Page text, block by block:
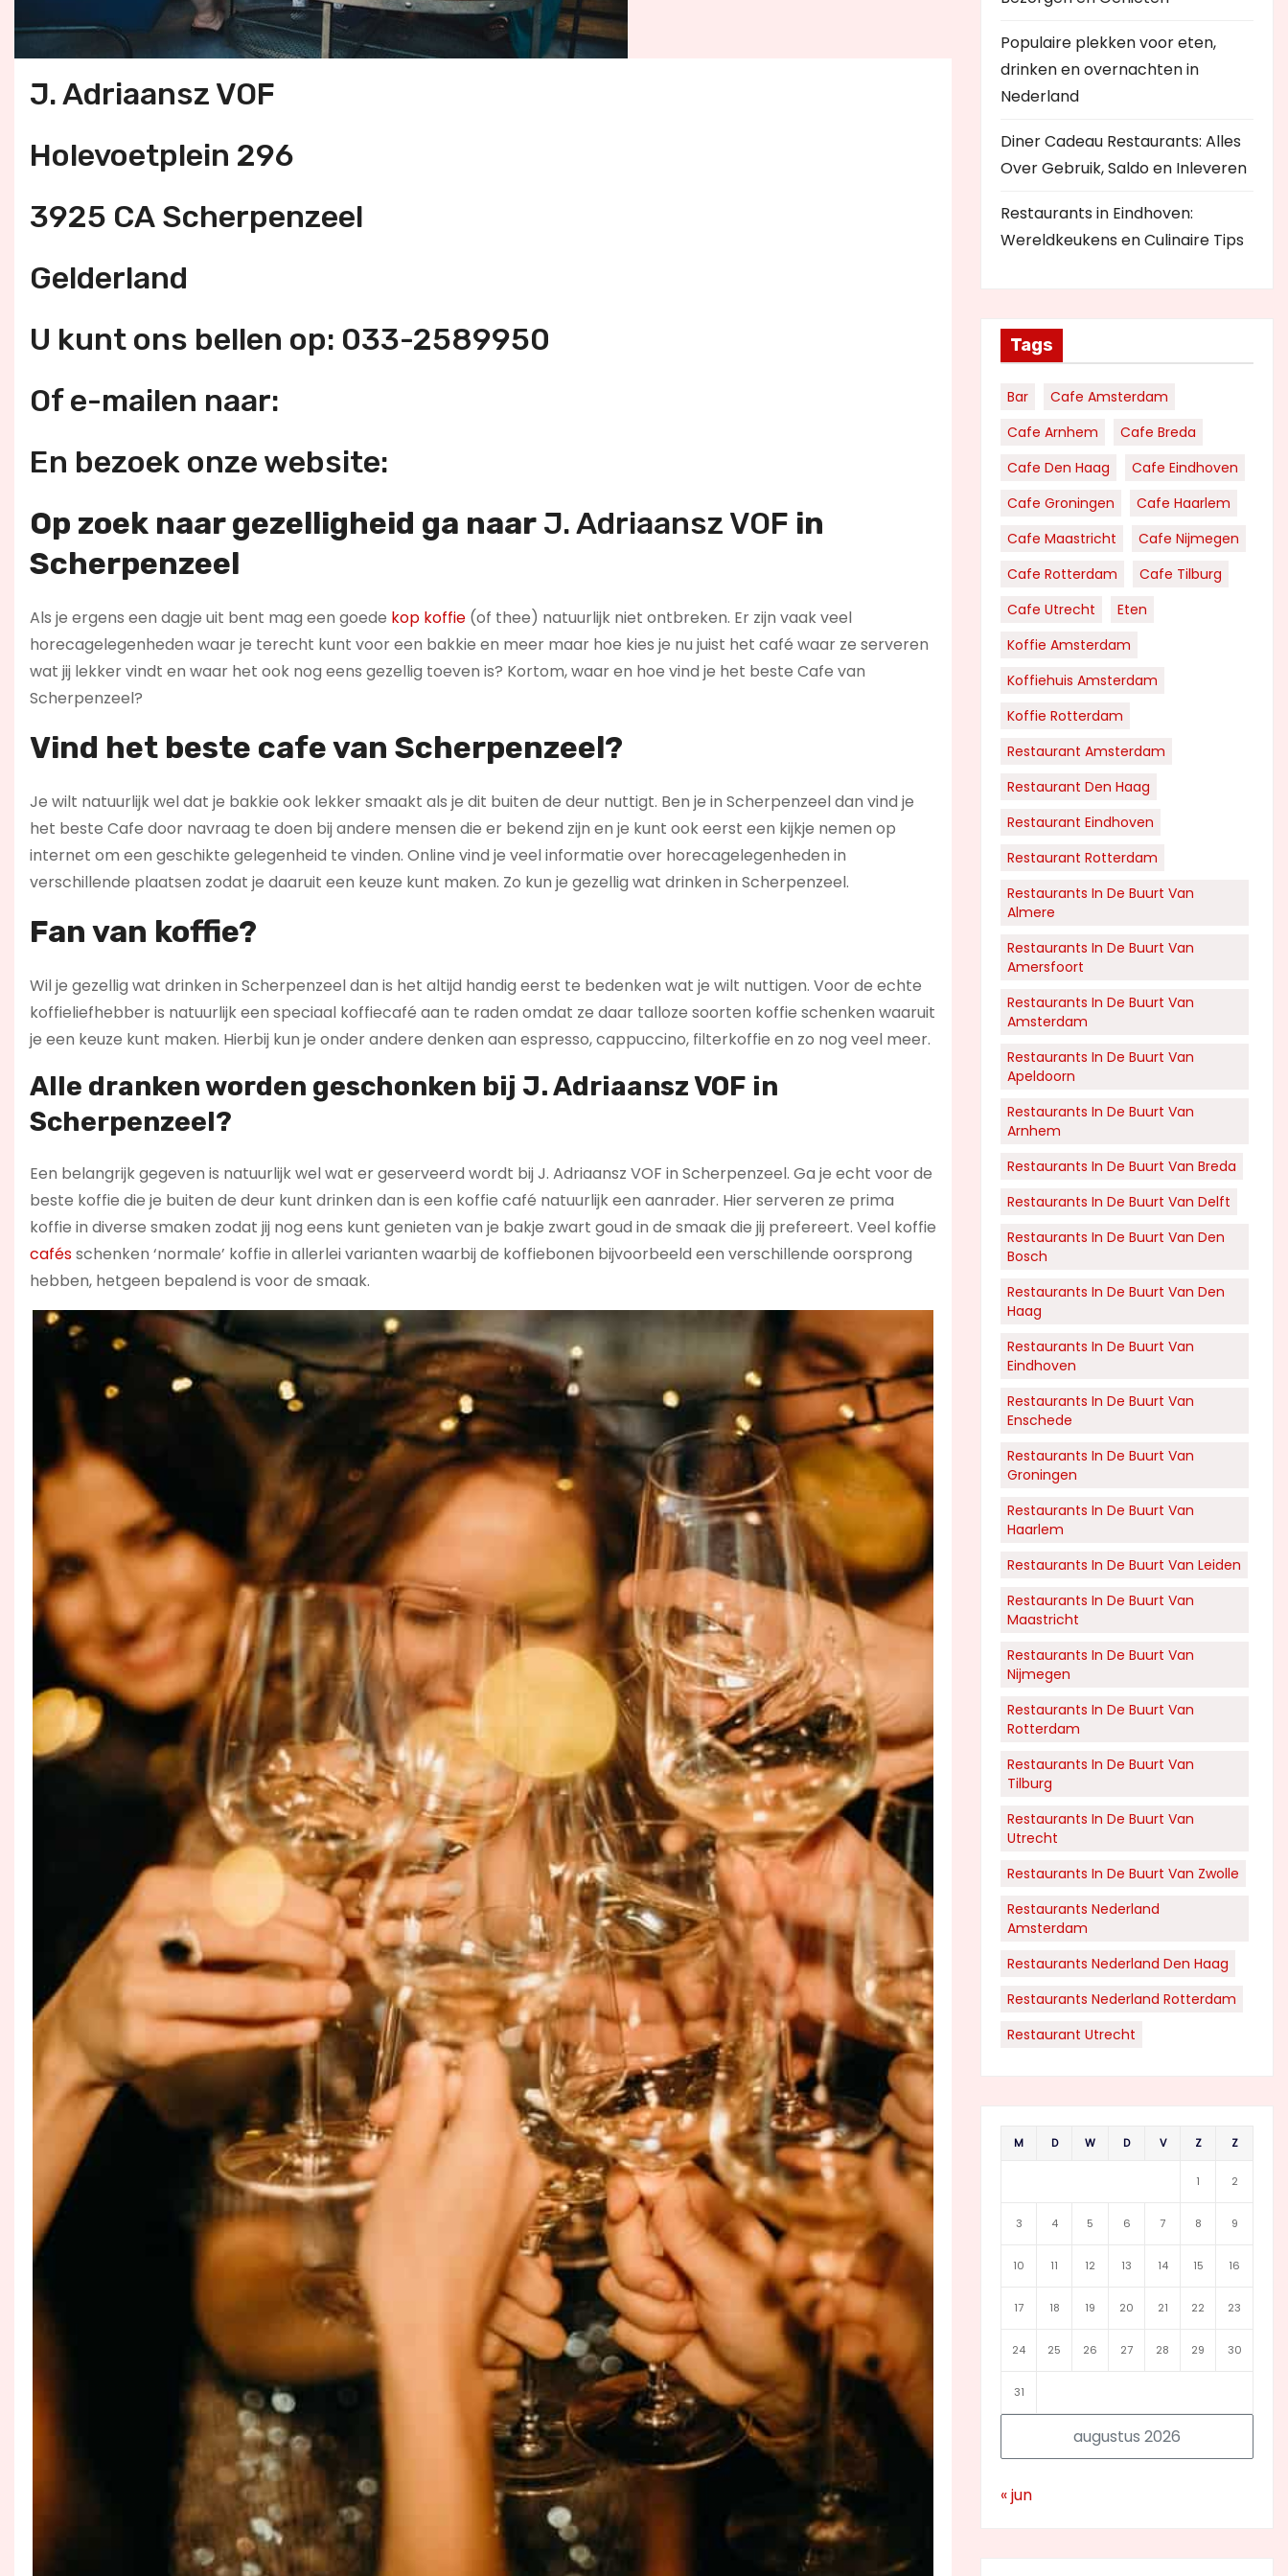
J. Adriaansz VOF
Holevoetplein 296
3925 CA Scherpenzeel
Gelderland
U kunt ons bellen op: 033-2589950
Of e-mailen naar:
En bezoek onze website:
Op zoek naar gezelligheid ga naar J. Adriaansz VOF in
Scherpenzeel
Als je ergens een dagje uit bent mag een goede kop koffie (of thee) natuurlijk niet ontbreken. Er zijn vaak veel
horecagelegenheden waar je terecht kunt voor een bakkie en meer maar hoe kies je nu juist het café waar ze serveren
wat jij lekker vindt en waar het ook nog eens gezellig toeven is? Kortom, waar en hoe vind je het beste Cafe van
Scherpenzeel?
Vind het beste cafe van Scherpenzeel?
Je wilt natuurlijk wel dat je bakkie ook lekker smaakt als je dit buiten de deur nuttigt. Ben je in Scherpenzeel dan vind je
het beste Cafe door navraag te doen bij andere mensen die er bekend zijn en je kunt ook eerst een kijkje nemen op
internet om een geschikte gelegenheid te vinden. Online vind je veel informatie over horecagelegenheden in
verschillende plaatsen zodat je daaruit een keuze kunt maken. Zo kun je gezellig wat drinken in Scherpenzeel.
Fan van koffie?
Wil je gezellig wat drinken in Scherpenzeel dan is het altijd handig eerst te bedenken wat je wilt nuttigen. Voor de echte
koffieliefhebber is natuurlijk een speciaal koffiecafé aan te raden omdat ze daar talloze soorten koffie schenken waaruit
je een keuze kunt maken. Hierbij kun je onder andere denken aan espresso, cappuccino, filterkoffie en zo nog veel meer.
Alle dranken worden geschonken bij J. Adriaansz VOF in
Scherpenzeel?
Een belangrijk gegeven is natuurlijk wel wat er geserveerd wordt bij J. Adriaansz VOF in Scherpenzeel. Ga je echt voor de
beste koffie die je buiten de deur kunt drinken dan is een koffie café natuurlijk een aanrader. Hier serveren ze prima
koffie in diverse smaken zodat jij nog eens kunt genieten van je bakje zwart goud in de smaak die jij prefereert. Veel koffie
cafésschenken ‘normale’ koffie in allerlei varianten waarbij de koffiebonen bijvoorbeeld een verschillende oorsprong
hebben, hetgeen bepalend is voor de smaak.
Populaire plekken voor eten,
drinken en overnachten in
Nederland
Diner Cadeau Restaurants: Alles
Over Gebruik, Saldo en Inleveren
Restaurants in Eindhoven:
Wereldkeukens en Culinaire Tips
Tags
Bar
Cafe Amsterdam
Cafe Arnhem
Cafe Breda
Cafe Den Haag
Cafe Eindhoven
Cafe Groningen
Cafe Haarlem
Cafe Maastricht
Cafe Nijmegen
Cafe Rotterdam
Cafe Tilburg
Cafe Utrecht
Eten
Koffie Amsterdam
Koffiehuis Amsterdam
Koffie Rotterdam
Restaurant Amsterdam
Restaurant Den Haag
Restaurant Eindhoven
Restaurant Rotterdam
Restaurants In De Buurt Van
Almere
Restaurants In De Buurt Van
Amersfoort
Restaurants In De Buurt Van
Amsterdam
Restaurants In De Buurt Van
Apeldoorn
Restaurants In De Buurt Van
Arnhem
Restaurants In De Buurt Van Breda
Restaurants In De Buurt Van Delft
Restaurants In De Buurt Van Den
Bosch
Restaurants In De Buurt Van Den
Haag
Restaurants In De Buurt Van
Eindhoven
Restaurants In De Buurt Van
Enschede
Restaurants In De Buurt Van
Groningen
Restaurants In De Buurt Van
Haarlem
Restaurants In De Buurt Van Leiden
Restaurants In De Buurt Van
Maastricht
Restaurants In De Buurt Van
Nijmegen
Restaurants In De Buurt Van
Rotterdam
Restaurants In De Buurt Van
Tilburg
Restaurants In De Buurt Van
Utrecht
Restaurants In De Buurt Van Zwolle
Restaurants Nederland
Amsterdam
Restaurants Nederland Den Haag
Restaurants Nederland Rotterdam
Restaurant Utrecht
augustus 2026
M D W D V Z Z
1 2
3 4 5 6 7 8 9
10 11 12 13 14 15 16
17 18 19 20 21 22 23
24 25 26 27 28 29 30
31
« jun